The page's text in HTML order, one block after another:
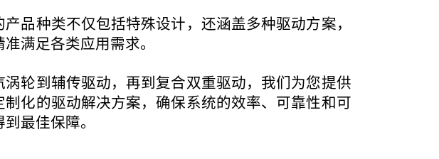
产品种类不仅包括特殊设计，还涵盖多种驱动方案，
准满足各类应用需求。
涡轮到辅传驱动，再到复合双重驱动，我们为您提供
制化的驱动解决方案，确保系统的效率、可靠性和可
最佳保障。